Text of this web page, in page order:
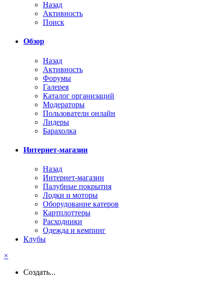
Назад
Активность
Поиск
Обзор
Назад
Активность
Форумы
Галерея
Каталог организаций
Модераторы
Пользователи онлайн
Лидеры
Барахолка
Интернет-магазин
Назад
Интернет-магазин
Палубные покрытия
Лодки и моторы
Оборудование катеров
Картплоттеры
Расходники
Одежда и кемпинг
Клубы
×
Создать...